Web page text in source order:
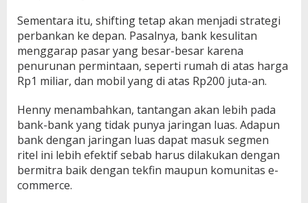
Sementara itu, shifting tetap akan menjadi strategi
perbankan ke depan. Pasalnya, bank kesulitan
menggarap pasar yang besar-besar karena
penurunan permintaan, seperti rumah di atas harga
Rp1 miliar, dan mobil yang di atas Rp200 juta-an.
Henny menambahkan, tantangan akan lebih pada
bank-bank yang tidak punya jaringan luas. Adapun
bank dengan jaringan luas dapat masuk segmen
ritel ini lebih efektif sebab harus dilakukan dengan
bermitra baik dengan tekfin maupun komunitas e-
commerce.